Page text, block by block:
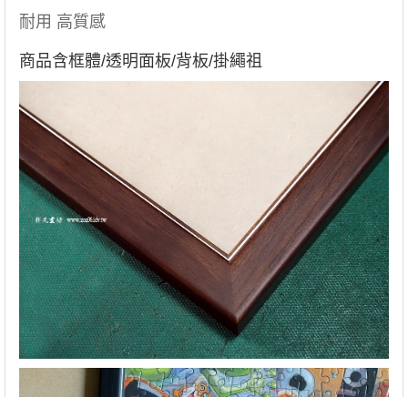
耐用 高質感
商品含框體/透明面板/背板/掛繩祖